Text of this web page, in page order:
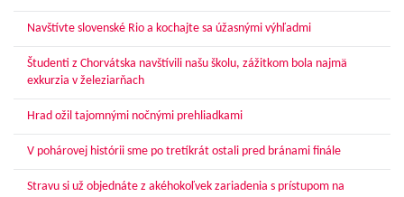
Navštívte slovenské Rio a kochajte sa úžasnými výhľadmi
Študenti z Chorvátska navštívili našu školu, zážitkom bola najmä
exkurzia v železiarňach
Hrad ožil tajomnými nočnými prehliadkami
V pohárovej histórii sme po tretíkrát ostali pred bránami finále
Stravu si už objednáte z akéhokoľvek zariadenia s prístupom na